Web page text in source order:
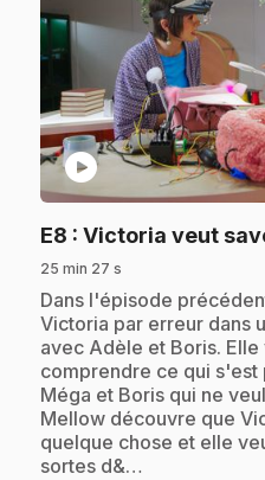
play_circle
E8 : Victoria veut
25 min 27 s
.Dans l'épisode
Victoria par erreur dans
avec Adèle et Boris.
comprendre ce qui s'est
Méga et Boris qui ne
Mellow découvre que
quelque chose et elle
sortes d&…